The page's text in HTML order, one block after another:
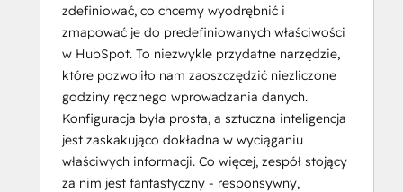
zdefiniować, co chcemy wyodrębnić i
zmapować je do predefiniowanych właściwości
w HubSpot. To niezwykle przydatne narzędzie,
które pozwoliło nam zaoszczędzić niezliczone
godziny ręcznego wprowadzania danych.
Konfiguracja była prosta, a sztuczna inteligencja
jest zaskakująco dokładna w wyciąganiu
właściwych informacji. Co więcej, zespół stojący
za nim jest fantastyczny - responsywny,